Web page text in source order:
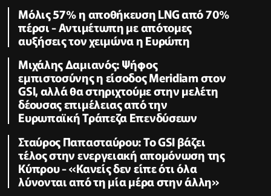
Μόλις 57% η αποθήκευση LNG από 70%
πέρσι - Αντιμέτωπη με απότομες
αυξήσεις τον χειμώνα η Ευρώπη
Μιχάλης Δαμιανός: Ψήφος
εμπιστοσύνης η είσοδος Meridiam στον
GSI, αλλά θα στηριχτούμε στην μελέτη
δέουσας επιμέλειας από την
Ευρωπαϊκή Τράπεζα Επενδύσεων
Σταύρος Παπασταύρου: Το GSI βάζει
τέλος στην ενεργειακή απομόνωση της
Κύπρου - «Κανείς δεν είπε ότι όλα
λύνονται από τη μία μέρα στην άλλη»